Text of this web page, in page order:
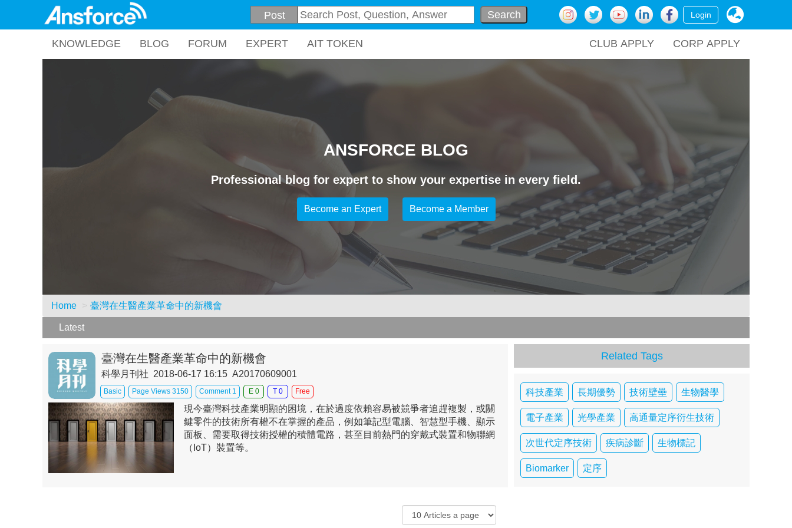
Login
Search
KNOWLEDGE BLOG FORUM EXPERT AIT TOKEN CORP APPLY
CLUB APPLY
ANSFORCE BLOG
Professional blog for expert to show your expertise in every field.
Become an Expert Become a Member
Home 臺灣在生醫產業革命中的新機會
Latest
臺灣在生醫產業革命中的新機會
科學月刊社 2018-06-17 16:15 A20170609001
Basic Page Views 3150 Comment 1 E 0 T 0 Free
現今臺灣科技產業明顯的困境，在於過度依賴容易被競爭者追趕複製，或關
鍵零件的技術所有權不在掌握的產品，例如筆記型電腦、智慧型手機、顯示
面板、需要取得技術授權的積體電路，甚至目前熱門的穿戴式裝置和物聯網
（IoT）裝置等。
Related Tags
科技產業 長期優勢 技術壁壘 生物醫學
電子產業 光學產業 高通量定序衍生技術
次世代定序技術 疾病診斷 生物標記
Biomarker 定序